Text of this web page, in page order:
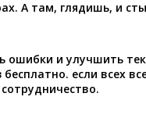
А там, глядишь, и
ошибки и улучшить
если всех